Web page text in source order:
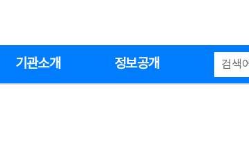
기관소개 정보공개